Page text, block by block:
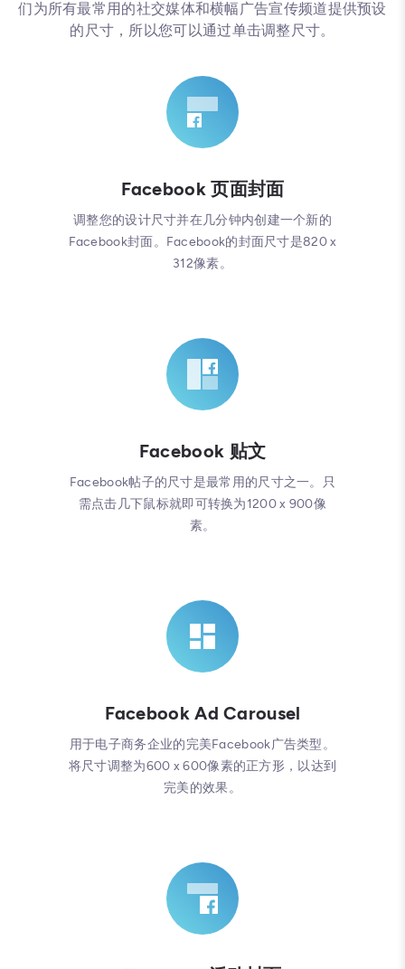
们为所有最常用的社交媒体和横幅广告宣传频道提供预设
的尺寸，所以您可以通过单击调整尺寸。
Facebook 页面封面
调整您的设计尺寸并在几分钟内创建一个新的
Facebook封面。Facebook的封面尺寸是820 x
312像素。
Facebook 贴文
Facebook帖子的尺寸是最常用的尺寸之一。只
需点击几下鼠标就即可转换为1200 x 900像
素。
Facebook Ad Carousel
用于电子商务企业的完美Facebook广告类型。
将尺寸调整为600 x 600像素的正方形，以达到
完美的效果。